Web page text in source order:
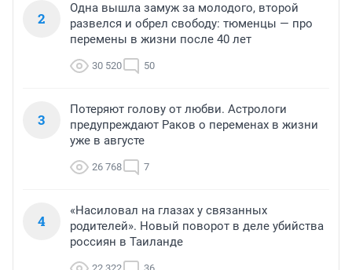
2
Одна вышла замуж за молодого, второй
развелся и обрел свободу: тюменцы — про
перемены в жизни после 40 лет
30 520 50
3
Потеряют голову от любви. Астрологи
предупреждают Раков о переменах в жизни
уже в августе
26 768 7
4
«Насиловал на глазах у связанных
родителей». Новый поворот в деле убийства
россиян в Таиланде